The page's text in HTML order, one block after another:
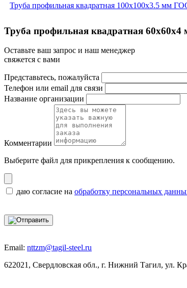
Труба профильная квадратная 100x100x3.5 мм
Труба профильная квадратная
Оставьте ваш запрос и наш менеджер
свяжется с вами
Представьтесь, пожалуйста
Телефон или email для связи
Название организации
Комментарии
Выберите файл для прикрепления к сообщению.
даю согласие на обработку персональных
Email: nttzm@tagil-steel.ru
622021, Свердловская обл., г. Нижний Тагил, ул.